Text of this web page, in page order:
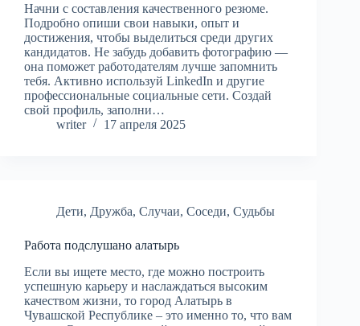
Начни с составления качественного резюме.
Подробно опиши свои навыки, опыт и
достижения, чтобы выделиться среди других
кандидатов. Не забудь добавить фотографию —
она поможет работодателям лучше запомнить
тебя. Активно используй LinkedIn и другие
профессиональные социальные сети. Создай
свой профиль, заполни…
writer
17 апреля 2025
Дети, Дружба, Случаи, Соседи, Судьбы
Работа подслушано алатырь
Если вы ищете место, где можно построить
успешную карьеру и наслаждаться высоким
качеством жизни, то город Алатырь в
Чувашской Республике – это именно то, что вам